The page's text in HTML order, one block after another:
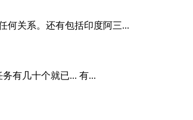
何关系。还有包括印度阿三...
有几十个就已... 有...